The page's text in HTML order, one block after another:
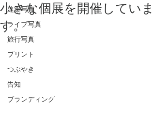
建築写真
ライブ写真
旅行写真
プリント
つぶやき
告知
ブランディング
小さな個展を開催していま
す。